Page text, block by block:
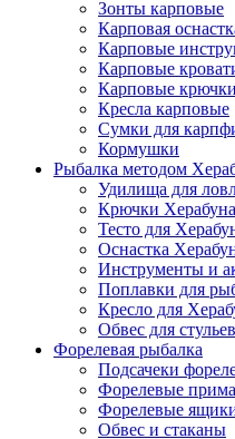
Зонты карповые
Карповая
Карповые
Карповые
Карповые
Кресла карповые
Сумки для
Кормушки
Рыбалка методом
Удилища для
Крючки Херабуна
Тесто для
Оснастка
Инструменты и
Поплавки для
Кресло для
Обвес для
Форелевая рыбалка
Подсачеки
Форелевые
Форелевые
Обвес и стаканы